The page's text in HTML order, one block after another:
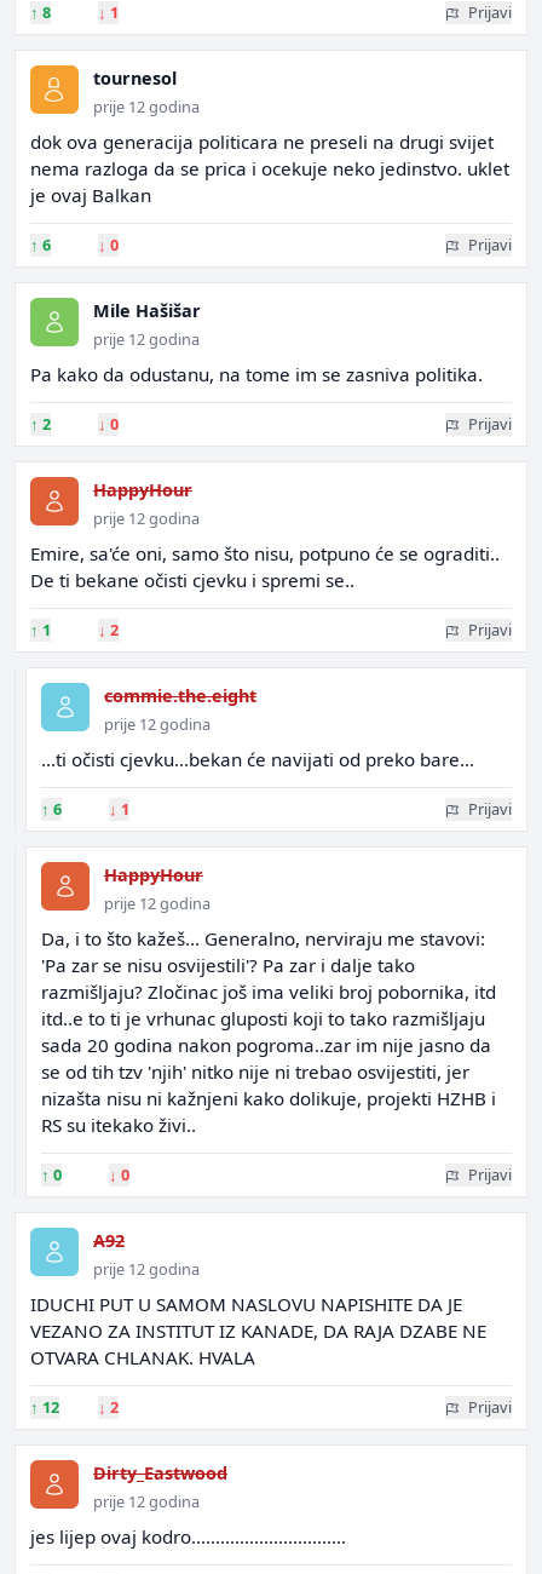
↑ 8 ↓ 1 Prijavi
tournesol
prije 12 godina
dok ova generacija politicara ne preseli na drugi svijet
nema razloga da se prica i ocekuje neko jedinstvo. uklet
je ovaj Balkan
↑ 6 ↓ 0 Prijavi
Mile Hašišar
prije 12 godina
Pa kako da odustanu, na tome im se zasniva politika.
↑ 2 ↓ 0 Prijavi
HappyHour
prije 12 godina
Emire, sa'će oni, samo što nisu, potpuno će se ograditi..
De ti bekane očisti cjevku i spremi se..
↑ 1 ↓ 2 Prijavi
commie.the.eight
prije 12 godina
...ti očisti cjevku...bekan će navijati od preko bare...
↑ 6 ↓ 1 Prijavi
HappyHour
prije 12 godina
Da, i to što kažeš... Generalno, nerviraju me stavovi:
'Pa zar se nisu osvijestili'? Pa zar i dalje tako
razmišljaju? Zločinac još ima veliki broj pobornika, itd
itd..e to ti je vrhunac gluposti koji to tako razmišljaju
sada 20 godina nakon pogroma..zar im nije jasno da
se od tih tzv 'njih' nitko nije ni trebao osvijestiti, jer
nizašta nisu ni kažnjeni kako dolikuje, projekti HZHB i
RS su itekako živi..
↑ 0 ↓ 0 Prijavi
A92
prije 12 godina
IDUCHI PUT U SAMOM NASLOVU NAPISHITE DA JE
VEZANO ZA INSTITUT IZ KANADE, DA RAJA DZABE NE
OTVARA CHLANAK. HVALA
↑ 12 ↓ 2 Prijavi
Dirty_Eastwood
prije 12 godina
jes lijep ovaj kodro................................